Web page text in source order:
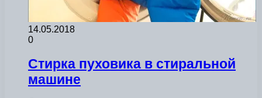
14.05.2018
0
Стирка пуховика в стиральной
машине